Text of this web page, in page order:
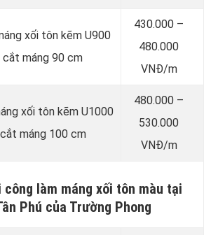
xối tôn kẽm U900
cắt máng 90 cm
430.000 –
480.000
VNĐ/m
xối tôn kẽm U1000
máng 100 cm
480.000 –
530.000
VNĐ/m
công làm máng xối tôn màu tại
Phú của Trường Phong